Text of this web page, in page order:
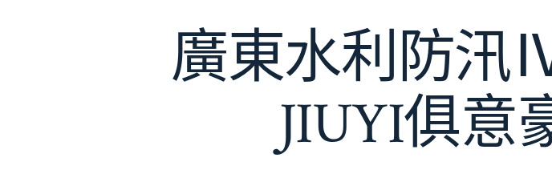
廣東水利防汛
JIUYI俱意